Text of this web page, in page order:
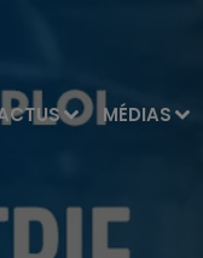
MÉDIAS